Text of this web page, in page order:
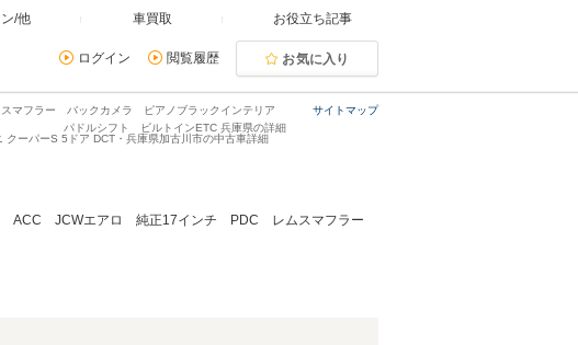
/他 車買取 お役立ち記事
ログイン 閲覧履歴 お気に入り
サイトマップ
マフラー バックカメラ ピアノブラックインテリア
パドルシフト ビルトインETC 兵庫県の詳細
クーパーS 5ドア DCT・兵庫県加古川市の中古車詳細
ACC JCWエアロ 純正17インチ PDC レムスマフラー